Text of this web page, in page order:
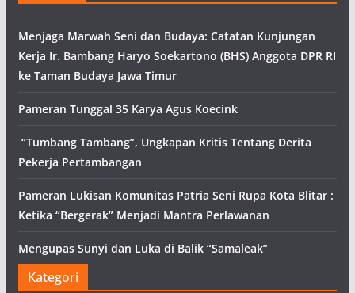
Menjaga Marwah Seni dan Budaya: Catatan Kunjungan
Kerja Ir. Bambang Haryo Soekartono (BHS) Anggota DPR RI
ke Taman Budaya Jawa Timur
Pameran Tunggal 35 Karya Agus Koecink
“Tumbang Tambang”, Ungkapan Kritis Tentang Derita
Pekerja Pertambangan
Pameran Lukisan Komunitas Patria Seni Rupa Kota Blitar :
Ketika “Bergerak” Menjadi Mantra Perlawanan
Mengupas Sunyi dan Luka di Balik “Samaleak”
Kategori